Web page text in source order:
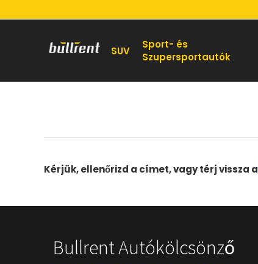
SUV
Sport- és
Szupersportautók
Kérjük, ellenőrizd a címet, vagy térj vissza a
Bullrent Autókölcsönző